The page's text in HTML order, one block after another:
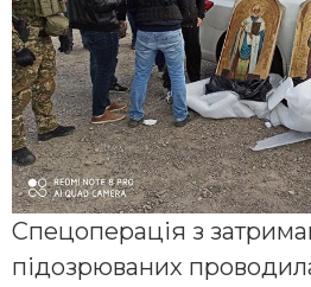
Спецоперація з
підозрюваних